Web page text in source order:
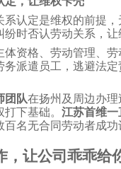
系认定是维权的前提
时否认劳动关系，
资格、劳动管理、
派遣员工，逃避法
团队在扬州及周边办
下基础。 江苏首维
名无合同劳动者成
，让公司乖乖给